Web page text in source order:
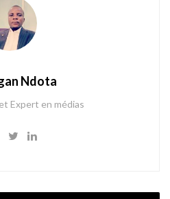
Ndota
Expert en médias